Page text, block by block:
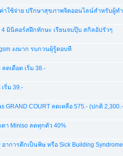
ใช้จ่าย ปรึกษาสุขภาพจิตออนไลน์สำหรับผู้ทำ
มินิคอร์สฝึกทักษะ เรียนจบปุ๊บ สกิลอัปรัวๆ
งงมาก รบกวนผุ้รู้ตอบที
ดเดือด เริ่ม 38.-
ริ่ม 39.-
GRAND COURT ลดเหลือ 575.- (ปกติ
า Miniso ลดทุกตัว 40%
าการตึกเป็นพิษ หรือ Sick Building Syndrome